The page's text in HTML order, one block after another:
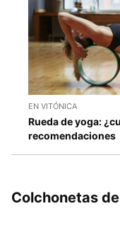
EN VITÓNICA
Rueda de yoga:
recomendaciones
Colchonetas